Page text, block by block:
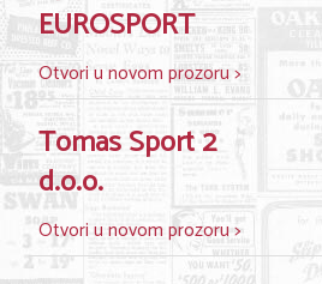
EUROSPORT
Otvori u novom prozoru >
Tomas Sport 2
d.o.o.
Otvori u novom prozoru >